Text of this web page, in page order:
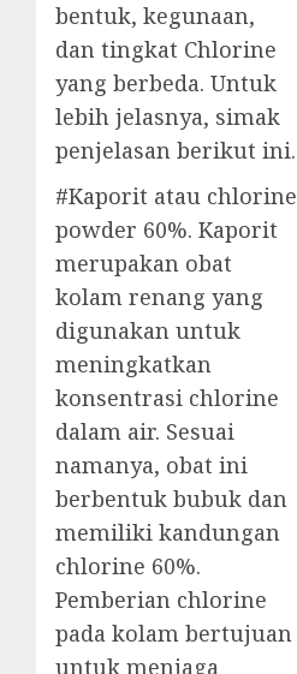
bentuk, kegunaan,
dan tingkat Chlorine
yang berbeda. Untuk
lebih jelasnya, simak
penjelasan berikut ini.
#Kaporit atau chlorine
powder 60%. Kaporit
merupakan obat
kolam renang yang
digunakan untuk
meningkatkan
konsentrasi chlorine
dalam air. Sesuai
namanya, obat ini
berbentuk bubuk dan
memiliki kandungan
chlorine 60%.
Pemberian chlorine
pada kolam bertujuan
untuk menjaga